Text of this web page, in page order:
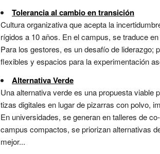
Tolerancia al cambio en transición
Cultura organizativa que acepta la
rígidos a 10 años. En el campus, se traduce
Para los gestores, es un desafío de liderazgo;
flexibles y espacios para la experimentación
Alternativa Verde
Una alternativa verde es una propuesta viable
tizas digitales en lugar de pizarras con polvo,
En universidades, se generan en talleres de
campus compactos, se priorizan alternativas
mejor...